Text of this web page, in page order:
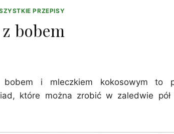
PRZEPISY
bobem
bobem i mleczkiem kokosowym to
które można zrobić w zaledwie pół